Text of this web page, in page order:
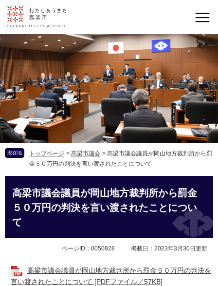
現在地 トップページ > 高梁市議会 > 高梁市議会議員が岡山地方裁判所から罰
金５０万円の判決を言い渡されたことについて
高梁市議会議員が岡山地方裁判所から罰金
５０万円の判決を言い渡されたことについ
て
ページID：0050828 掲載日：2023年3月30日更新
高梁市議会議員が岡山地方裁判所から罰金５０万円の判決を
言い渡されたことについて [PDFファイル／57KB]